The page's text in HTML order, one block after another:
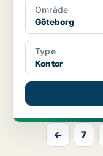
Område
Göteborg
Type
Kontor
← 7